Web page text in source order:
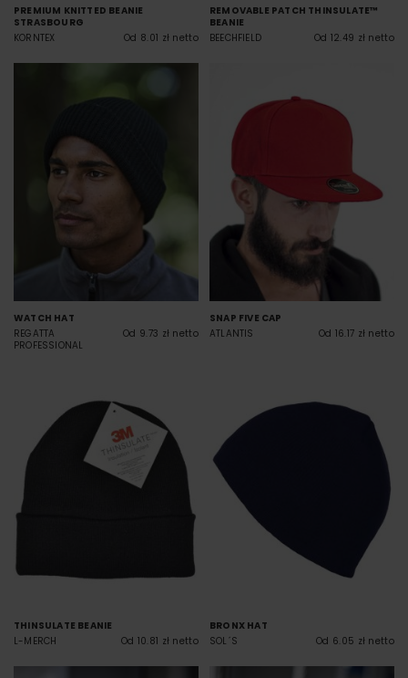
PREMIUM KNITTED BEANIE
STRASBOURG
KORNTEX
Od 8.01 zł netto
REMOVABLE PATCH THINSULATE™
BEANIE
BEECHFIELD
Od 12.49 zł netto
WATCH HAT
REGATTA
PROFESSIONAL
Od 9.73 zł netto
SNAP FIVE CAP
ATLANTIS
Od 16.17 zł netto
THINSULATE BEANIE
L-MERCH
Od 10.81 zł netto
BRONX HAT
SOL´S
Od 6.05 zł netto